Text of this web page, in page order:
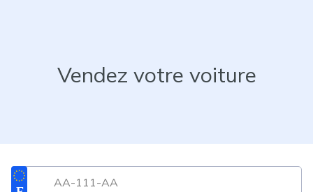
Vendez votre voiture